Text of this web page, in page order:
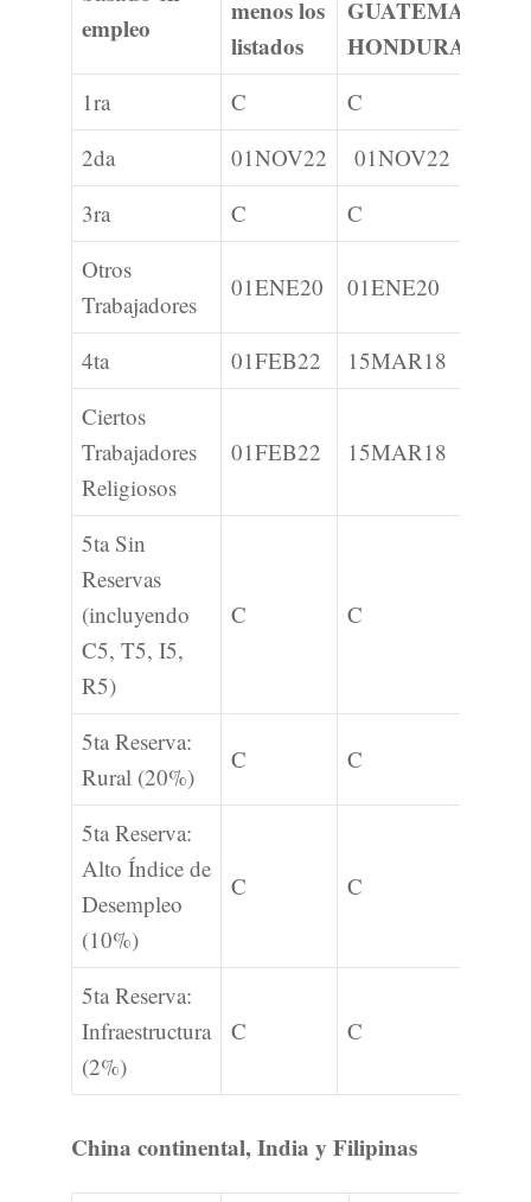
empleo
menos los
listados
GUATEMALA
HONDURAS
1ra C C
2da
01NOV22 01NOV22
3ra
C C
Otros
Trabajadores
01ENE20 01ENE20
4ta 01FEB22 15MAR18
Ciertos
Trabajadores
Religiosos
01FEB22 15MAR18
5ta Sin
Reservas
(incluyendo
C5, T5, I5,
R5)
C C
5ta Reserva:
Rural (20%)
C C
5ta Reserva:
Alto Índice de
Desempleo
(10%)
C C
5ta Reserva:
Infraestructura
(2%)
C C
China continental, India y Filipinas